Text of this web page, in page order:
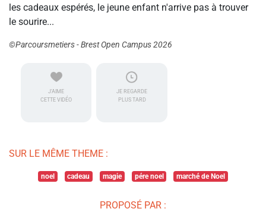
les cadeaux espérés, le jeune enfant n'arrive pas à trouver
le sourire...
©Parcoursmetiers - Brest Open Campus 2026
J'AIME
CETTE VIDÉO
JE REGARDE
PLUS TARD
SUR LE MÊME THEME :
noel cadeau magie pére noel marché de Noel
PROPOSÉ PAR :